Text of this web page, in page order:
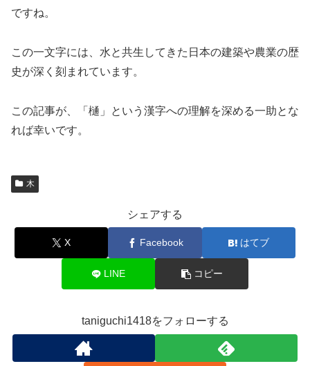
ですね。
この一文字には、水と共生してきた日本の建築や農業の歴
史が深く刻まれています。
この記事が、「樋」という漢字への理解を深める一助とな
れば幸いです。
木
シェアする
X Facebook はてブ
LINE コピー
taniguchi1418をフォローする